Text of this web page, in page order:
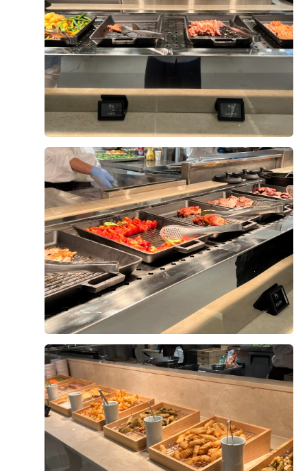
+1
베뉴를 고를 때 예산, 교통, 뷔페, 그리고 홀의 무게감까지
다각도로 비교해 보았는데요! DMC타워웨딩은 이 모든 조
건의 밸런스가 가장 잘 맞는 육각형 베뉴라는 생각이 들었
습니다. 6호선, 공항철도, 경의중앙선이 겹치는 디지털미
디어시티역과 건물이 직접 연결되어 있어 지방 하객분들이
나 대중교통을 이용하시는 분들께 최적의 동선이더라고요.
또, 주차 역시 오피스 빌딩이라 주말에는 여유롭게 사용할
수 있다는 점이 메리트였습니다. 무엇보다 제 취향을 저격
한 건 '그랜드볼룸홀' 특유의 웅장하고 고급스러운 분위기
였습니다. 높은 층고와 긴 버진로드 덕분에 홀에 들어섰을
때의 개방감과 품격이 남달랐고, 어두운 컨벤션 스타일이
라 본식 때 신랑 신부에게 완벽하게 하이라이트가 집중될
것 같았습니다. 풍성한 생화 장식과 화려한 샹들리에, 그리
고 조명 연출까지 더해져 호텔 웨딩 못지않은 클래식하고
고급스러운 스냅 사진을 건질 수 있겠다는 확신이 들었습
니다. 연회장 뷔페 역시 가짓수도 많고 맛있다는 평이 자자
해서 안심이 되었습니다. 당일 계약 혜택과 견적도 합리적
인 선에서 잘 조율해 주셔서 기분 좋게 당일 계약을 진행했
습니다. 서울 서쪽인 상암이나 마포 인근에서 교통과 밥이
보장되면서, 웅장하고 품격 있는 어두운 홀을 원하시는 예
신님들이라면 투어 리스트에 꼭 넣어보시길 권해드립니다.
더 보기
후기가 도움이 되었나요?
빵꾸커플 시식후기
2026-07-03 30명 읽음 + 블로그
+15